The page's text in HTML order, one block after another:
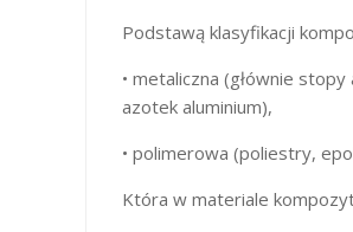
Podstawą klasyfikacji
• metaliczna (głównie
azotek aluminium),
• polimerowa (poliestry,
Która w materiale